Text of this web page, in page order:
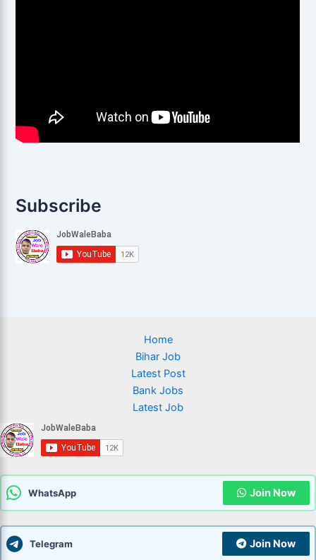
Subscribe
Home
Bihar Job
Latest Post
Bank Jobs
Latest Job
WhatsApp Join Now
Telegram Join Now